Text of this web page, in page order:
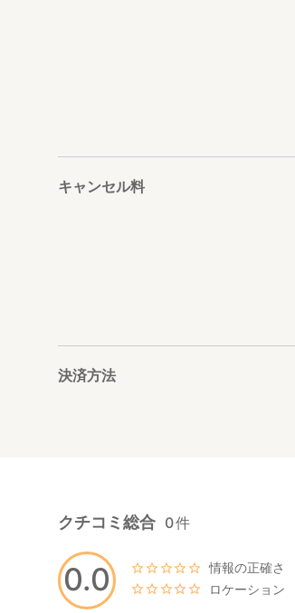
キャンセル料
決済方法
0.0
クチコミ総合 0件
情報の正確さ
ロケーション